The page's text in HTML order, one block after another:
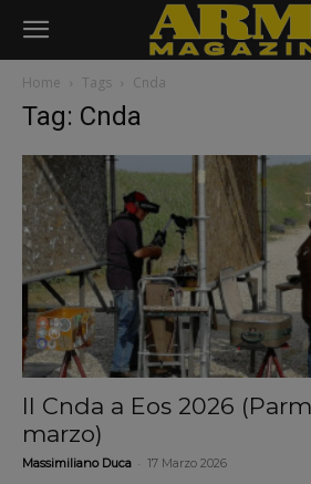
Home Tags Cnda
Tag: Cnda
Il Cnda a Eos 2026
marzo)
Massimiliano Duca 17 Marzo 2026